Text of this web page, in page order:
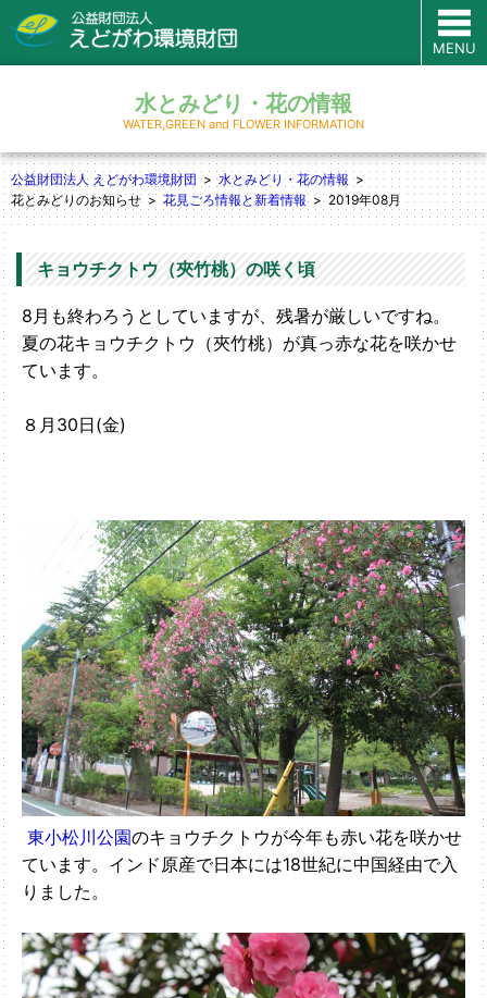
MENU
水とみどり・花の情報
WATER,GREEN and FLOWER INFORMATION
公益財団法人 えどがわ環境財団
水とみどり・花の情報
花とみどりのお知らせ
花見ごろ情報と新着情報 2019年08月
キョウチクトウ（夾竹桃）の咲く頃
8月も終わろうとしていますが、残暑が厳しいですね。
夏の花キョウチクトウ（夾竹桃）が真っ赤な花を咲かせ
ています。
８月30日(金)
東小松川公園のキョウチクトウが今年も赤い花を咲かせ
ています。インド原産で日本には18世紀に中国経由で入
りました。